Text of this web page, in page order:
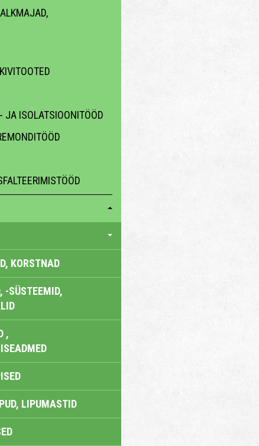
JA ISOLATSIOONITÖÖD
KORSTNAD
-SÜSTEEMID,
,
LIPUMASTID